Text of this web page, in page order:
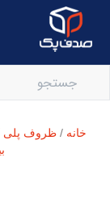
خانه /ظروف پلی